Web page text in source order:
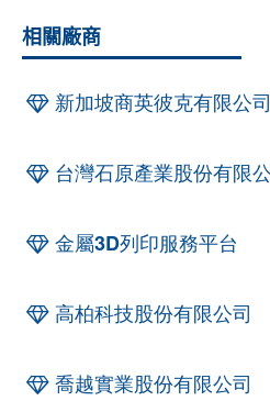
相關廠商
新加坡商英彼克有限公
台灣石原產業股份有限
金屬3D列印服務平台
高柏科技股份有限公司
喬越實業股份有限公司